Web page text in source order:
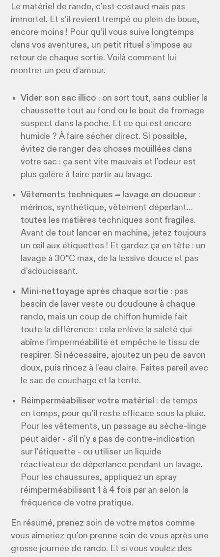
Le matériel de rando, c’est costaud mais pas
immortel. Et s’il revient trempé ou plein de boue,
encore moins ! Pour qu’il vous suive longtemps
dans vos aventures, un petit rituel s’impose au
retour de chaque sortie. Voilà comment lui
montrer un peu d’amour.
Vider son sac illico : on sort tout, sans oublier la
chaussette tout au fond ou le bout de fromage
suspect dans la poche. Et ce qui est encore
humide ? À faire sécher direct. Si possible,
évitez de ranger des choses mouillées dans
votre sac : ça sent vite mauvais et l’odeur est
plus galère à faire partir au lavage.
Vêtements techniques = lavage en douceur :
mérinos, synthétique, vêtement déperlant…
toutes les matières techniques sont fragiles.
Avant de tout lancer en machine, jetez toujours
un œil aux étiquettes ! Et gardez ça en tête : un
lavage à 30°C max, de la lessive douce et pas
d’adoucissant.
Mini-nettoyage après chaque sortie : pas
besoin de laver veste ou doudoune à chaque
rando, mais un coup de chiffon humide fait
toute la différence : cela enlève la saleté qui
abîme l'imperméabilité et empêche le tissu de
respirer. Si nécessaire, ajoutez un peu de savon
doux, puis rincez à l’eau claire. Faites pareil avec
le sac de couchage et la tente.
Réimperméabiliser votre matériel : de temps
en temps, pour qu'il reste efficace sous la pluie.
Pour les vêtements, un passage au sèche-linge
peut aider - s'il n'y a pas de contre-indication
sur l'étiquette - ou utiliser un liquide
réactivateur de déperlance pendant un lavage.
Pour les chaussures, appliquez un spray
réimperméabilisant 1 à 4 fois par an selon la
fréquence de votre pratique.
En résumé, prenez soin de votre matos comme
vous aimeriez qu’on prenne soin de vous après une
grosse journée de rando. Et si vous voulez des